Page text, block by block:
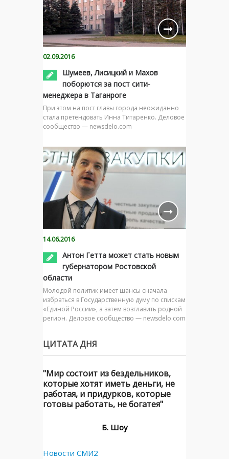
02.09.2016
Шумеев, Лисицкий и Махов
поборются за пост сити-
менеджера в Таганроге
При этом на пост главы города неожиданно
стала претендовать Инна Титаренко. Деловое
сообщество — newsdelo.com
14.06.2016
Антон Гетта может стать новым
губернатором Ростовской
области
Молодой политик имеет шансы сначала
избраться в Государственную думу по спискам
«Единой России», а затем возглавить родной
регион. Деловое сообщество — newsdelo.com
ЦИТАТА ДНЯ
"Мир состоит из бездельников,
которые хотят иметь деньги, не
работая, и придурков, которые
готовы работать, не богатея"
Б. Шоу
Новости СМИ2